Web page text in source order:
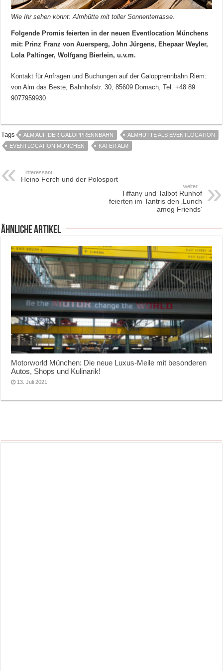
Wie Ihr sehen könnt: Almhütte mit toller Sonnenterrasse.
Folgende Promis feierten in der neuen Eventlocation Münchens
mit: Prinz Franz von Auersperg, John Jürgens, Ehepaar Weyler,
Lola Paltinger, Wolfgang Bierlein, u.v.m.
Kontakt für Anfragen und Buchungen auf der Galopprennbahn Riem:
von Alm das Beste, Bahnhofstr. 30, 85609 Dornach, Tel. +48 89
9077959930
Tags ALM AUF DER GALOPPRENNBAHN
ALMHÜTTE ALS EVENTLOCATION
EVENTLOCATION MÜNCHEN
KÄFER ALM
.. interessant
Heino Ferch und der Polosport
weiter ..
Tiffany und Talbot Runhof
feierten im Tantris den ‚Lunch
amog Friends‘
ähnliche Artikel
Motorworld München: Die neue Luxus-Meile mit besonderen
Autos, Shops und Kulinarik!
13. Juli 2021